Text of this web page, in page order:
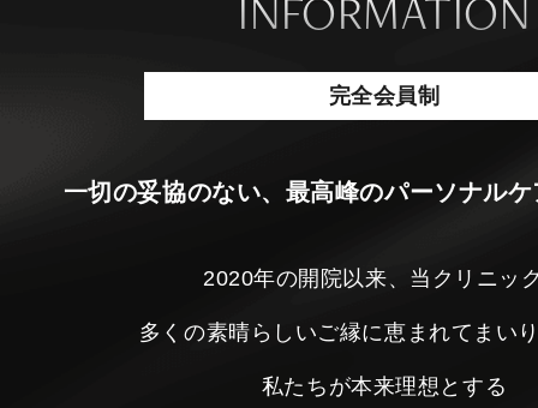
完全会員制
一切の妥協のない、最高峰のパーソナル
2020年の開院以来、当クリニッ
多くの素晴らしいご縁に恵まれてまい
私たちが本来理想とする